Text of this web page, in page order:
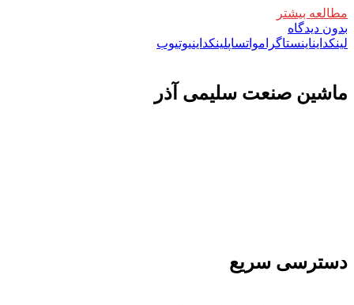
مطالعه بیشتر
بدون دیدگاه
لینکدایناینستاگرامواتساپلینکداینیوتیوب
ماشين صنعت سليمی آذر
دسترسی سریع